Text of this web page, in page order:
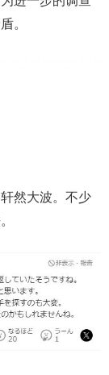
。
然大波。不少